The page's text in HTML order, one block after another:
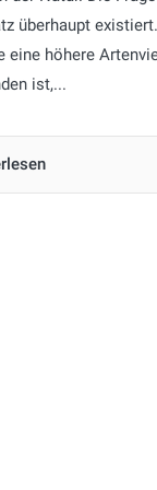
überhaupt
eine höhere
ist,...